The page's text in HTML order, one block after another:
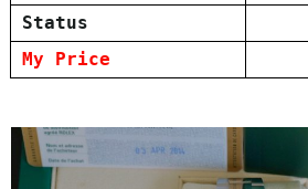
Status
My Price